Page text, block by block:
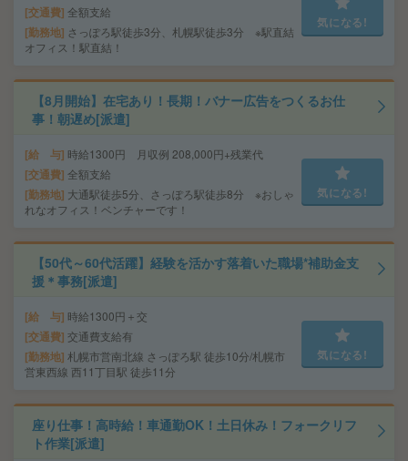
交通費 全額支給
勤務地 さっぽろ駅徒歩3分、札幌駅徒歩3分 ※駅直結
オフィス！駅直結！
気になる!
【8月開始】在宅あり！長期！バナー広告をつくるお仕
事！朝遅め[派遣]
給 与 時給1300円 月収例 208,000円+残業代
交通費 全額支給
勤務地 大通駅徒歩5分、さっぽろ駅徒歩8分 ※おしゃ
れなオフィス！ベンチャーです！
気になる!
【50代～60代活躍】経験を活かす落着いた職場*補助金支
援＊事務[派遣]
給 与 時給1300円＋交
交通費 交通費支給有
勤務地 札幌市営南北線 さっぽろ駅 徒歩10分/札幌市
営東西線 西11丁目駅 徒歩11分
気になる!
座り仕事！高時給！車通勤OK！土日休み！フォークリフ
ト作業[派遣]